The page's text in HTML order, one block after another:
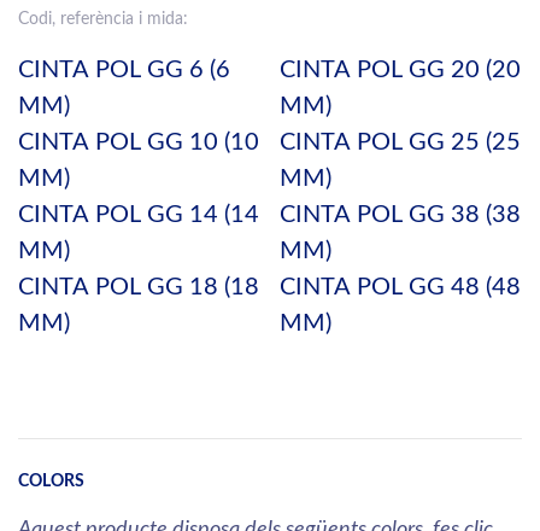
Codi, referència i mida:
CINTA POL GG 6 (6
MM)
CINTA POL GG 10 (10
MM)
CINTA POL GG 14 (14
MM)
CINTA POL GG 18 (18
MM)
CINTA POL GG 20 (20
MM)
CINTA POL GG 25 (25
MM)
CINTA POL GG 38 (38
MM)
CINTA POL GG 48 (48
MM)
COLORS